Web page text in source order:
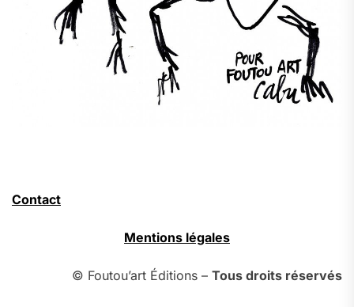
Contact
Mentions légales
© Foutou’art Éditions – Tous droits réservés